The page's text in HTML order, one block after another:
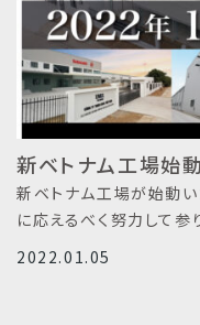
新ベトナム工場始動
新ベトナム工場が始動
に応えるべく努力して参
2022.01.05